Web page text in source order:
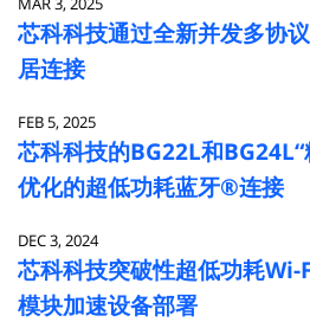
芯科科技通过全新并发多协
居连接
FEB 5, 2025
芯科科技的BG22L和
优化的超低功耗蓝牙®连接
DEC 3, 2024
芯科科技突破性超低功耗
模块加速设备部署